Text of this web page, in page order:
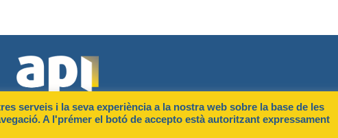
serveis i la seva experiència a la nostra web sobre la base de les
A l'prémer el botó de accepto està autoritzant expressament